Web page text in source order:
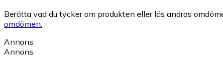
Berätta vad du tycker om produkten eller läs andras
omdömen.
Annons
Annons